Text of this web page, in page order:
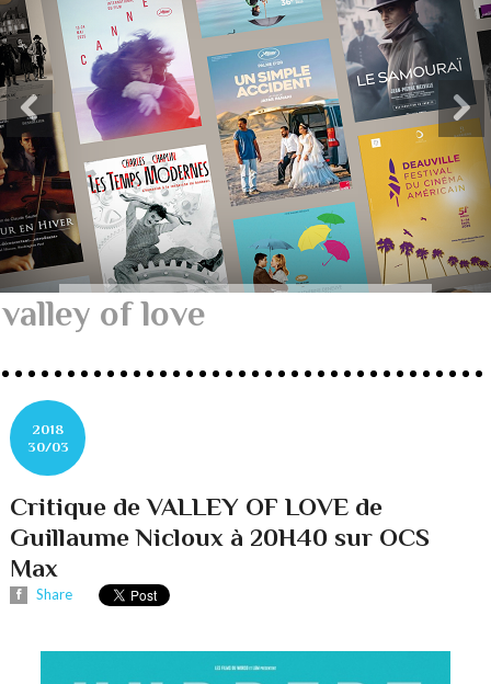
valley of love
2018
30/03
Critique de VALLEY OF LOVE de
Guillaume Nicloux à 20H40 sur OCS
Max
Share